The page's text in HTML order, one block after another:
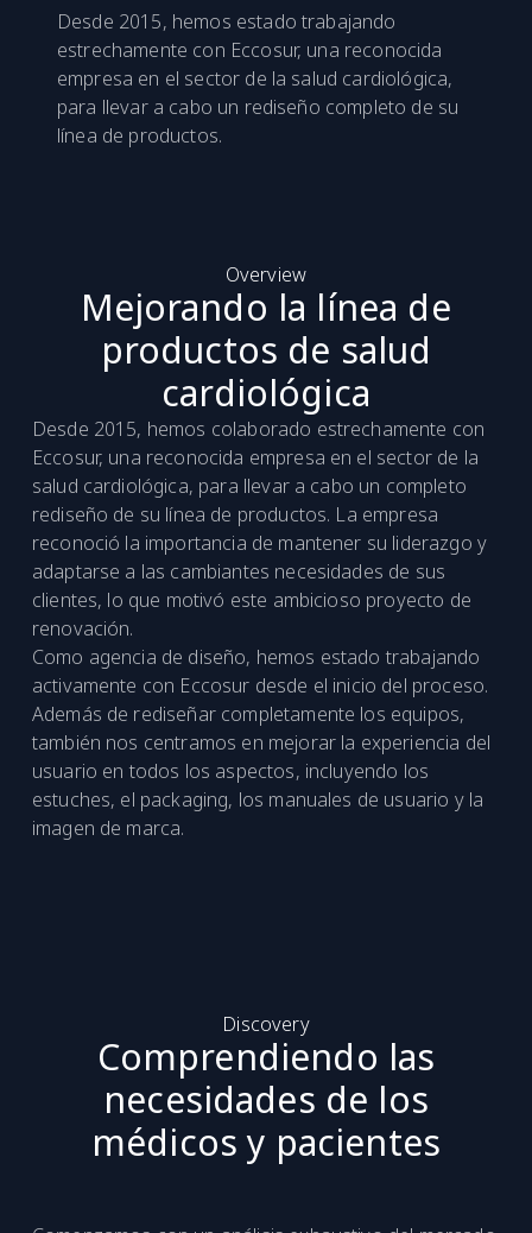
Desde 2015, hemos estado trabajando
estrechamente con Eccosur, una reconocida
empresa en el sector de la salud cardiológica,
para llevar a cabo un rediseño completo de su
línea de productos.
Overview
Mejorando la línea de
productos de salud
cardiológica
Desde 2015, hemos colaborado estrechamente con
Eccosur, una reconocida empresa en el sector de la
salud cardiológica, para llevar a cabo un completo
rediseño de su línea de productos. La empresa
reconoció la importancia de mantener su liderazgo y
adaptarse a las cambiantes necesidades de sus
clientes, lo que motivó este ambicioso proyecto de
renovación.
Como agencia de diseño, hemos estado trabajando
activamente con Eccosur desde el inicio del proceso.
Además de rediseñar completamente los equipos,
también nos centramos en mejorar la experiencia del
usuario en todos los aspectos, incluyendo los
estuches, el packaging, los manuales de usuario y la
imagen de marca.
Discovery
Comprendiendo las
necesidades de los
médicos y pacientes